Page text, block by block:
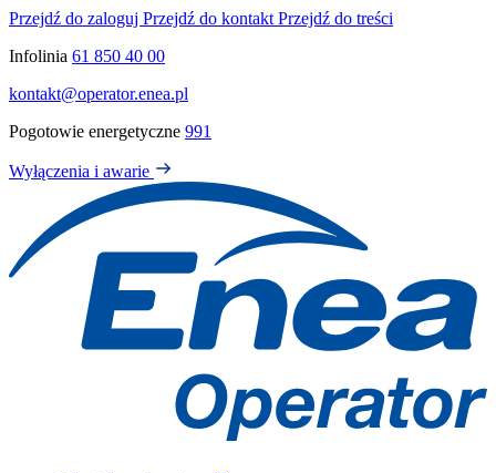
Przejdź do zaloguj Przejdź do kontakt Przejdź do treści
Infolinia 61 850 40 00
kontakt@operator.enea.pl
Pogotowie energetyczne 991
Wyłączenia i awarie